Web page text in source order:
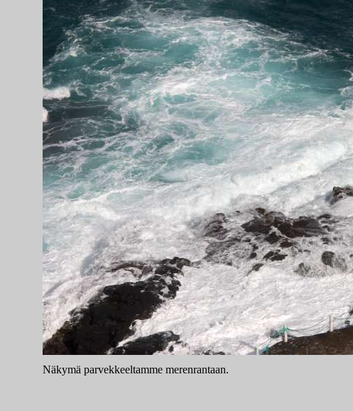
Näkymä parvekkeeltamme merenrantaan.